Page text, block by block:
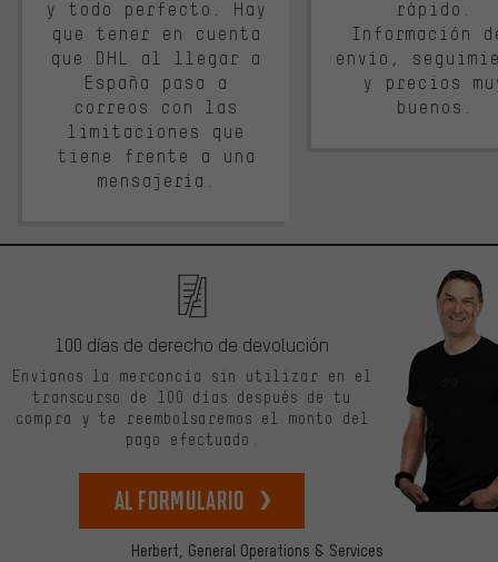
y todo perfecto. Hay
que tener en cuenta
que DHL al llegar a
España pasa a
correos con las
limitaciones que
tiene frente a una
mensajería.
rápido.
Información
envío,
y precios
buenos.
Herbert, General Operations & Services
100 días de derecho de devolución
Envíanos la mercancía sin utilizar en el
transcurso de 100 días después de tu
compra y te reembolsaremos el monto del
pago efectuado.
Al formulario